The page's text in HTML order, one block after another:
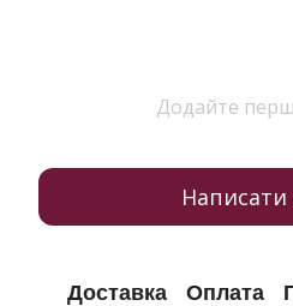
Додайте
Написати
Доставка Оплата